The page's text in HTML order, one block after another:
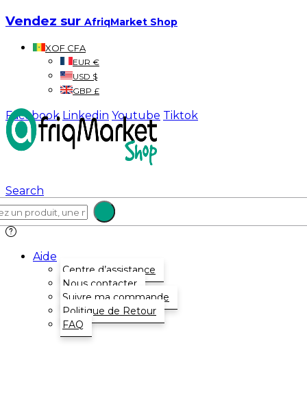
Vendez sur AfriqMarket Shop
XOF CFA
EUR €
USD $
GBP £
Facebook Linkedin Youtube Tiktok
Search
Aide
Centre d’assistance
Nous contacter
Suivre ma commande
Politique de Retour
FAQ